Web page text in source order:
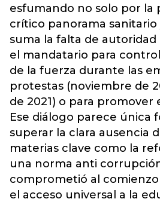
esfumando no solo por la
crítico panorama
suma la falta de
el mandatario para
de la fuerza durante las
protestas (noviembre de
de 2021) o para promover
Ese diálogo parece única
superar la clara ausencia
materias clave como la
una norma anti
comprometió al
el acceso universal a la